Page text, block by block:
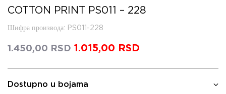
COTTON PRINT PS011 – 228
Шифра производа: PS011-228
1.450,00RSD Оригинална
је
била:
1.015,00 RSD
је:
Dostupno u bojama